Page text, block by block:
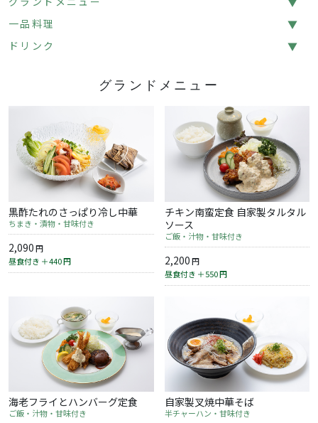
プライバシーポリシー
一品料理
ドリンク
グランドメニュー
黒酢たれのさっぱり冷し中華
ちまき・漬物・甘味付き
2,090円
昼食付き ＋440円
チキン南蛮定食 自家製タルタル
ソース
ご飯・汁物・甘味付き
2,200円
昼食付き ＋550円
海老フライとハンバーグ定食
ご飯・汁物・甘味付き
自家製叉焼中華そば
半チャーハン・甘味付き